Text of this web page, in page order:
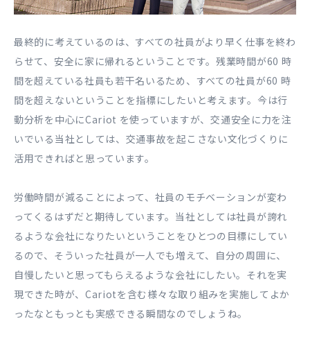
最終的に考えているのは、すべての社員がより早く仕事を終わ
らせて、安全に家に帰れるということです。残業時間が60 時
間を超えている社員も若⼲名いるため、すべての社員が60 時
間を超えないということを指標にしたいと考えます。今は⾏
動分析を中⼼にCariot を使っていますが、交通安全に⼒を注
いでいる当社としては、交通事故を起こさない⽂化づくりに
活⽤できればと思っています。
労働時間が減ることによって、社員のモチベーションが変わ
ってくるはずだと期待しています。当社としては社員が誇れ
るような会社になりたいということをひとつの⽬標にしてい
るので、そういった社員が⼀⼈でも増えて、⾃分の周囲に、
⾃慢したいと思ってもらえるような会社にしたい。それを実
現できた時が、Cariotを含む様々な取り組みを実施してよか
ったなともっとも実感できる瞬間なのでしょうね。